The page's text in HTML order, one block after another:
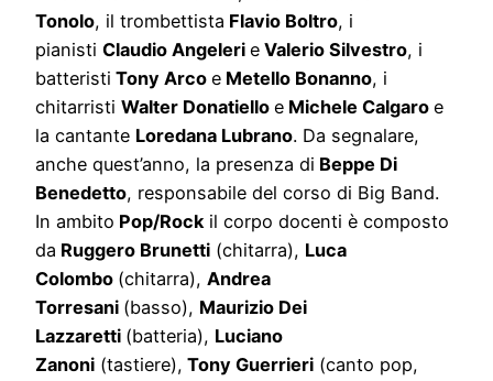
Tonolo, il trombettista Flavio Boltro, i
pianisti Claudio Angeleri e Valerio Silvestro, i
batteristi Tony Arco e Metello Bonanno, i
chitarristi Walter Donatiello e Michele Calgaro e
la cantante Loredana Lubrano. Da segnalare,
anche quest’anno, la presenza di Beppe Di
Benedetto, responsabile del corso di Big Band.
In ambito Pop/Rockil corpo docenti è composto
da Ruggero Brunetti (chitarra), Luca
Colombo (chitarra), Andrea
Torresani (basso), Maurizio Dei
Lazzaretti (batteria), Luciano
Zanoni (tastiere), Tony Guerrieri (canto pop,